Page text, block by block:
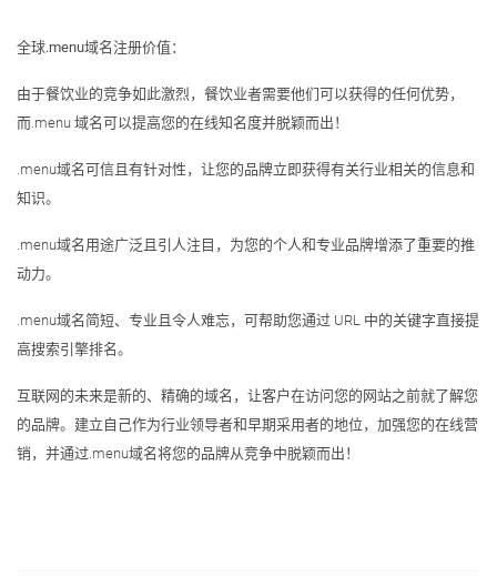
全球.menu域名注册价值：
由于餐饮业的竞争如此激烈，餐饮业者需要他们可以获得的任何优势，
而.menu 域名可以提高您的在线知名度并脱颖而出！
.menu域名可信且有针对性，让您的品牌立即获得有关行业相关的信息和
知识。
.menu域名用途广泛且引人注目，为您的个人和专业品牌增添了重要的推
动力。
.menu域名简短、专业且令人难忘，可帮助您通过 URL 中的关键字直接提
高搜索引擎排名。
互联网的未来是新的、精确的域名，让客户在访问您的网站之前就了解您
的品牌。建立自己作为行业领导者和早期采用者的地位，加强您的在线营
销，并通过.menu域名将您的品牌从竞争中脱颖而出！